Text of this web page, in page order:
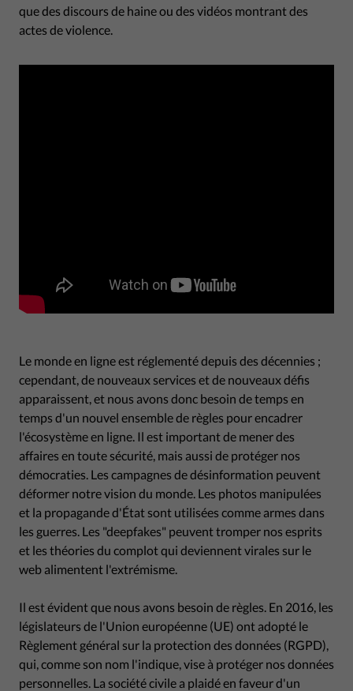
que des discours de haine ou des vidéos montrant des
actes de violence.
Le monde en ligne est réglementé depuis des décennies ;
cependant, de nouveaux services et de nouveaux défis
apparaissent, et nous avons donc besoin de temps en
temps d'un nouvel ensemble de règles pour encadrer
l'écosystème en ligne. Il est important de mener des
affaires en toute sécurité, mais aussi de protéger nos
démocraties. Les campagnes de désinformation peuvent
déformer notre vision du monde. Les photos manipulées
et la propagande d'État sont utilisées comme armes dans
les guerres. Les "deepfakes" peuvent tromper nos esprits
et les théories du complot qui deviennent virales sur le
web alimentent l'extrémisme.
Il est évident que nous avons besoin de règles. En 2016, les
législateurs de l'Union européenne (UE) ont adopté le
Règlement général sur la protection des données (RGPD),
qui, comme son nom l'indique, vise à protéger nos données
personnelles. La société civile a plaidé en faveur d'un